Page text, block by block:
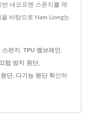
네오프렌 스폰지를 제
바탕으로 Nam Liong는
스펀지 TPU 멤브레인
럼 방지 원단
단 다기능 원단 확인하